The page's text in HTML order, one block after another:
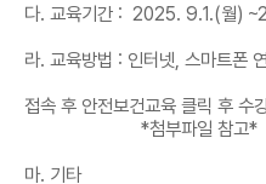
다. 교육기간 : 2025. 9.1.(월)
라. 교육방법 : 인터넷, 스마트
접속 후 안전보건교육 클릭 후 수
*첨부파일 참고*
마. 기타